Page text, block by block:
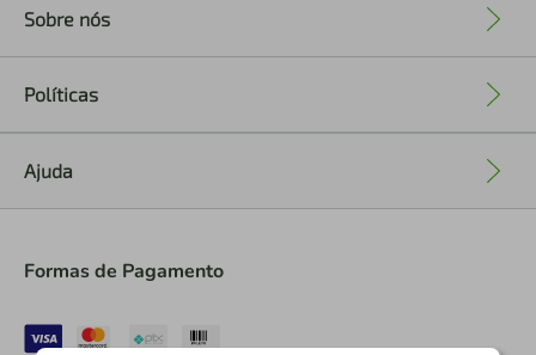
Sobre nós
Políticas
Ajuda
Formas de Pagamento